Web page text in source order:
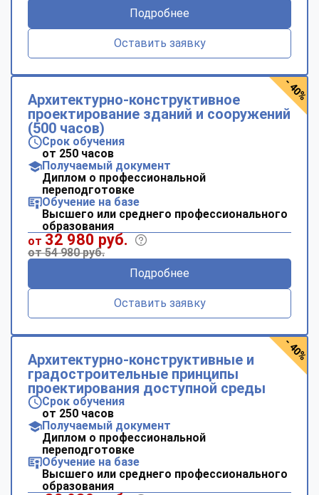
Подробнее
Оставить заявку
Архитектурно-конструктивное
проектирование зданий и сооружений
(500 часов)
Срок обучения
от 250 часов
Получаемый документ
Диплом о профессиональной
переподготовке
Обучение на базе
Высшего или среднего профессионального
образования
от 32 980 руб.
от 54 980 руб.
Подробнее
Оставить заявку
- 40%
Архитектурно-конструктивные и
градостроительные принципы
проектирования доступной среды
Срок обучения
от 250 часов
Получаемый документ
Диплом о профессиональной
переподготовке
Обучение на базе
Высшего или среднего профессионального
образования
- 40%